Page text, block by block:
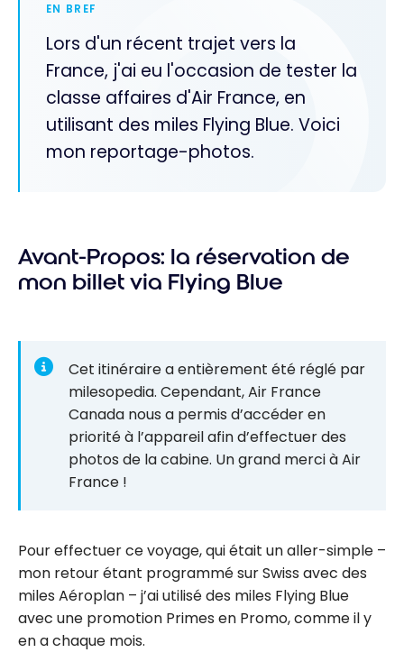
EN BREF
Lors d'un récent trajet vers la
France, j'ai eu l'occasion de tester la
classe affaires d'Air France, en
utilisant des miles Flying Blue. Voici
mon reportage-photos.
Avant-Propos: la réservation de
mon billet via Flying Blue
Cet itinéraire a entièrement été réglé par
milesopedia. Cependant, Air France
Canada nous a permis d’accéder en
priorité à l’appareil afin d’effectuer des
photos de la cabine. Un grand merci à Air
France !
Pour effectuer ce voyage, qui était un aller-simple –
mon retour étant programmé sur Swiss avec des
miles Aéroplan – j’ai utilisé des miles Flying Blue
avec une promotion Primes en Promo, comme il y
en a chaque mois.